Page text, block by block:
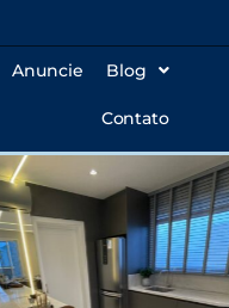
Anuncie Blog
Contato